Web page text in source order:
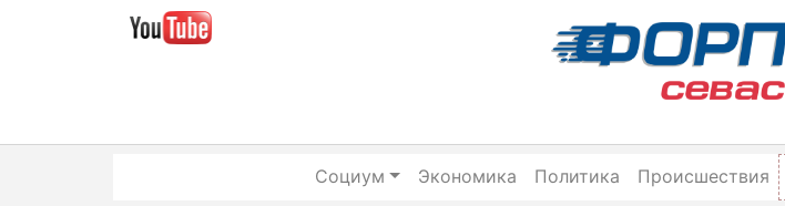
Социум Экономика Политика Происшествия